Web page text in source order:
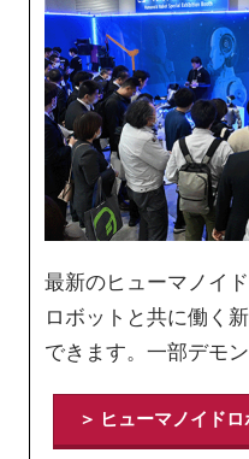
最新のヒューマノイ
ロボットと共に働く
できます。一部デモ
＞ ヒューマノイド